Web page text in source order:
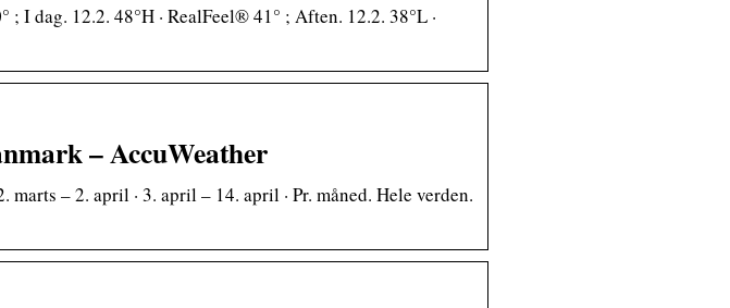
I dag. 12.2. 48°H · RealFeel® 41° ; Aften. 12.2. 38°L ·
– AccuWeather
– 2. april · 3. april – 14. april · Pr. måned. Hele verden.